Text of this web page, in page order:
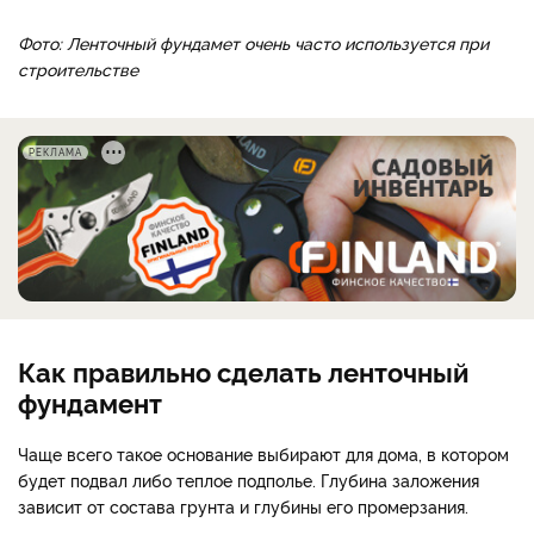
Фото: Ленточный фундамет очень часто используется при
строительстве
РЕКЛАМА
Как правильно сделать ленточный
фундамент
Чаще всего такое основание выбирают для дома, в котором
будет подвал либо теплое подполье. Глубина заложения
зависит от состава грунта и глубины его промерзания.